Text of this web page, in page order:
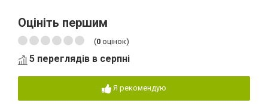
Оцініть першим
(0 оцінок)
5 переглядів в серпні
Я рекомендую